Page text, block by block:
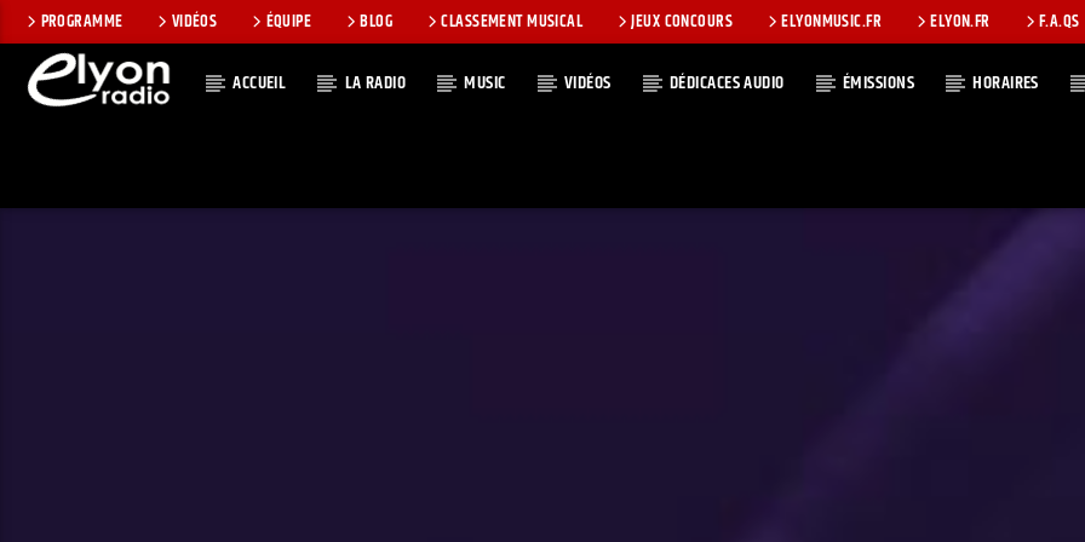
PROGRAMME VIDÉOS ÉQUIPE BLOG CLASSEMENT MUSICAL JEUX CONCOURS ELYONMUSIC.FR ELYON.FR F.A.QS
ACCUEIL LA RADIO MUSIC VIDÉOS DÉDICACES AUDIO ÉMISSIONS HORAIRES